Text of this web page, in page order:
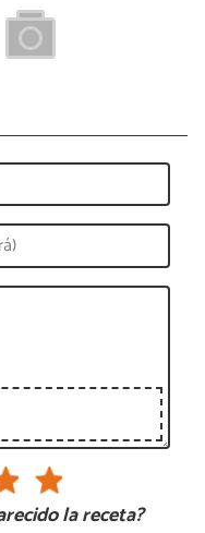
la receta?